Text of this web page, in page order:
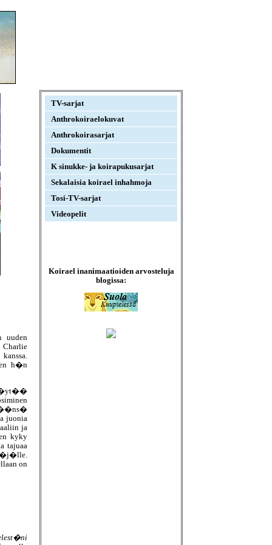
TV-sarjat
Anthrokoiraelokuvat
Anthrokoirasarjat
Dokumentit
K sinukke- ja koirapukusarjat
Sekalaisia koirael inhahmoja
Tosi-TV-sarjat
Videopelit
Koirael inanimaatioiden arvosteluja
blogissa:
uuden
h�n
l�yt��
juonia
ja
kyky
tajuaa
on